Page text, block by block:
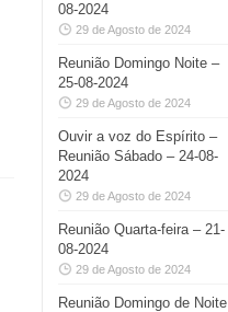
08-2024
29 de Agosto de 2024
Reunião Domingo Noite –
25-08-2024
29 de Agosto de 2024
Ouvir a voz do Espírito –
Reunião Sábado – 24-08-
2024
29 de Agosto de 2024
Reunião Quarta-feira – 21-
08-2024
29 de Agosto de 2024
Reunião Domingo de Noite